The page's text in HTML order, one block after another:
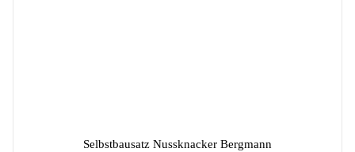
Selbstbausatz Nussknacker Bergmann